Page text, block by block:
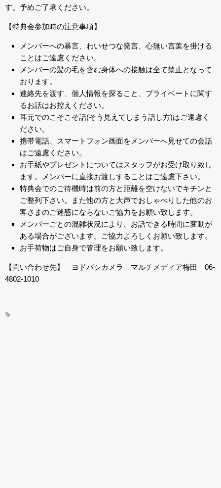
す。予めご了承ください。
【特典会参加時の注意事項】
メンバーへの暴言、わいせつな発言、心無い言葉を掛ける
ことはご遠慮ください。
メンバーの髪の毛を含む身体への接触は全て禁止となって
おります。
連絡先を渡す、個人情報を探ること、プライベートに関す
るお話はお控えください。
耳元でのこそこそ話(そう見えてしまう話し方)はご遠慮く
ださい。
携帯電話、スマートフォン画面をメンバーへ見せての会話
はご遠慮ください。
お手紙やプレゼントについてはスタッフがお受け取り致し
ます。メンバーに直接お渡しすることはご遠慮下さい。
特典会でのご待機時は前の方と距離を空けないでキチンと
ご整列下さい。また他の方と大声でおしゃべりした他のお
客さまのご迷惑にならないご協力をお願い致します。
メンバーごとの混雑状況により、お話できる時間に変動が
ある場合がございます。ご協力よろしくお願い致します。
お手荷物はご自身で管理をお願い致します。
【問い合わせ先】 ヨドバシカメラ マルチメディア梅田 06-
4802-1010